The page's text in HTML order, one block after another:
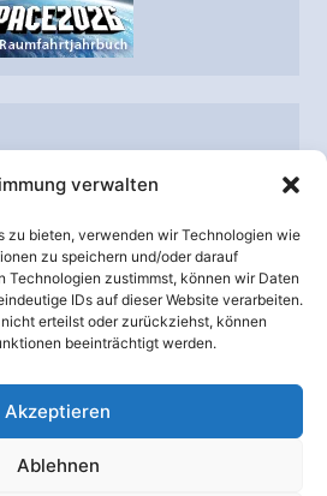
verwalten
zu bieten, verwenden wir Technologien wie
zu speichern und/oder darauf
Technologien zustimmst, können wir Daten
IDs auf dieser Website verarbeiten.
erteilst oder zurückziehst, können
beeinträchtigt werden.
Akzeptieren
Ablehnen